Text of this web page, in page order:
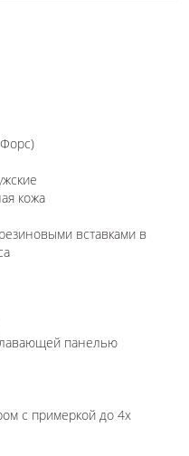
кожа
вставками в
панелью
с примеркой до 4х